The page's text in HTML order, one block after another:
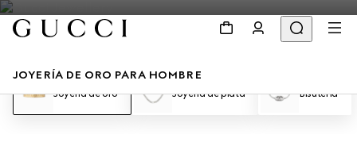
JOYERÍA DE ORO PARA HOMBRE
Joyería de oro Joyería de plata Bisutería